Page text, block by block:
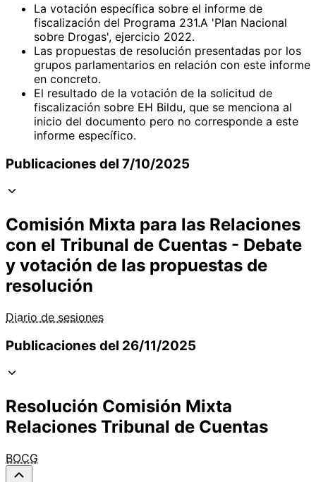
La votación específica sobre el informe de
fiscalización del Programa 231.A 'Plan Nacional
sobre Drogas', ejercicio 2022.
Las propuestas de resolución presentadas por los
grupos parlamentarios en relación con este informe
en concreto.
El resultado de la votación de la solicitud de
fiscalización sobre EH Bildu, que se menciona al
inicio del documento pero no corresponde a este
informe específico.
Publicaciones del 7/10/2025
Comisión Mixta para las Relaciones
con el Tribunal de Cuentas - Debate
y votación de las propuestas de
resolución
Diario de sesiones
Publicaciones del 26/11/2025
Resolución Comisión Mixta
Relaciones Tribunal de Cuentas
BOCG